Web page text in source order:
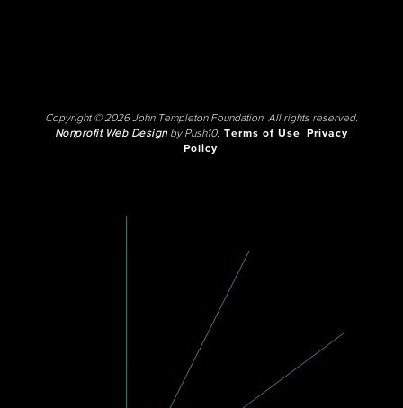
Copyright © 2026 John Templeton Foundation. All rights reserved.
Nonprofit Web Designby Push10. Terms of Use
Privacy
Policy